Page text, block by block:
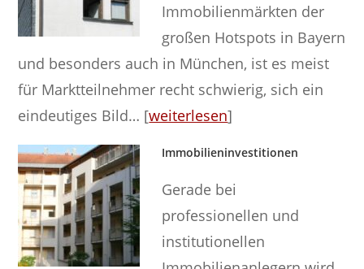
Immobilienmärkten der
großen Hotspots in Bayern
und besonders auch in München, ist es meist
für Marktteilnehmer recht schwierig, sich ein
eindeutiges Bild… [weiterlesen]
Immobilieninvestitionen
Gerade bei
professionellen und
institutionellen